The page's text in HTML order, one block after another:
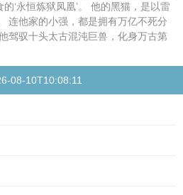
‘永恒炼狱凤凰’。 他的黑猫，是以雷
连他家的小强，都是拥有万亿不死分
驾驭十头太古混沌巨兽，化身万古第
08-10T10:08:11